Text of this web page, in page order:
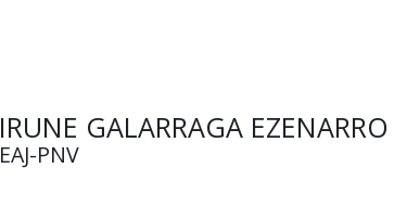
IRUNE GALARRAGA EZENARRO
EAJ-PNV